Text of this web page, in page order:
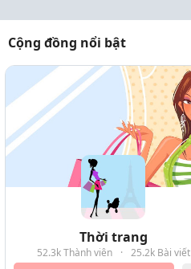
Cộng đồng nổi bật
Thời trang
52.3k Thành viên · 25.2k Bài viết